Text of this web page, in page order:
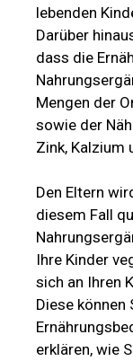
lebenden
Darüber
dass die
Mengen der
sowie der
Zink, Kalzium
Den Eltern
diesem Fall
Ihre Kinder
sich an Ihren
Diese können
erklären, wie